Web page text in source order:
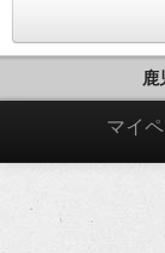
マイ